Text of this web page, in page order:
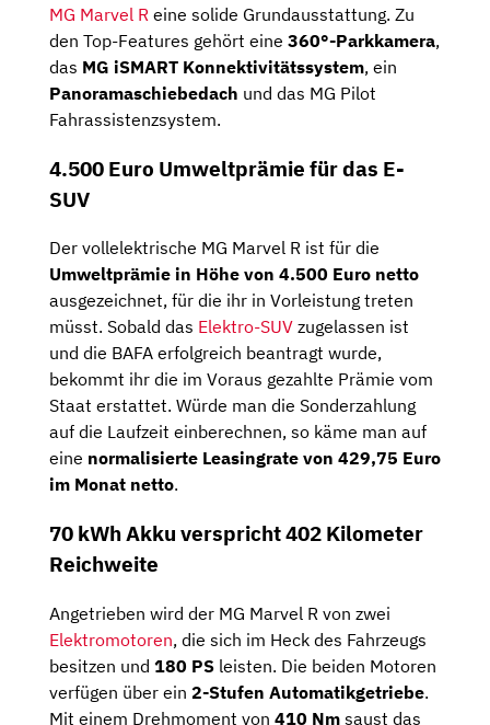
MG Marvel R eine solide Grundausstattung. Zu
den Top-Features gehört eine 360°-Parkkamera,
das MG iSMART Konnektivitätssystem, ein
Panoramaschiebedach und das MG Pilot
Fahrassistenzsystem.
4.500 Euro Umweltprämie für das E-
SUV
Der vollelektrische MG Marvel R ist für die
Umweltprämie in Höhe von 4.500 Euro netto
ausgezeichnet, für die ihr in Vorleistung treten
müsst. Sobald das Elektro-SUV zugelassen ist
und die BAFA erfolgreich beantragt wurde,
bekommt ihr die im Voraus gezahlte Prämie vom
Staat erstattet. Würde man die Sonderzahlung
auf die Laufzeit einberechnen, so käme man auf
eine normalisierte Leasingrate von 429,75 Euro
im Monat netto.
70 kWh Akku verspricht 402 Kilometer
Reichweite
Angetrieben wird der MG Marvel R von zwei
Elektromotoren, die sich im Heck des Fahrzeugs
besitzen und 180 PS leisten. Die beiden Motoren
verfügen über ein 2-Stufen Automatikgetriebe.
Mit einem Drehmoment von 410 Nm saust das